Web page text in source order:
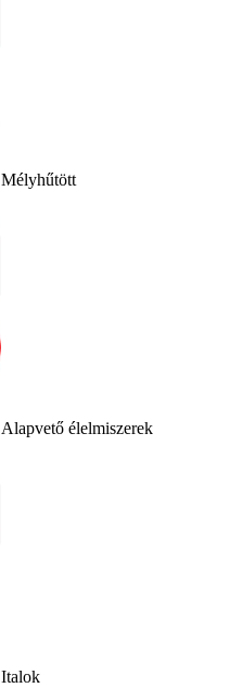
Mélyhűtött
Alapvető élelmiszerek
Italok